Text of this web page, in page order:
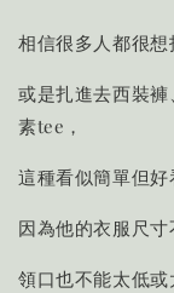
相信很多人都很
或是扎進去西裝
素tee，
這種看似簡單但好
因為他的衣服尺寸
領口也不能太低或